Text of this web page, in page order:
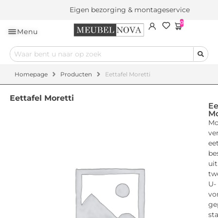
Eigen bezorging & montageservice
Menu
0
Homepage Producten Eettafel Moretti
Eettafel Moretti
uit
U-